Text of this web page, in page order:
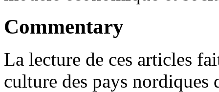
Commentary
La lecture de ces articles
culture des pays nordiques